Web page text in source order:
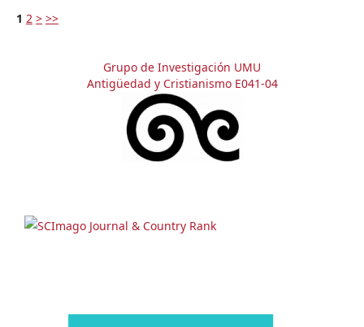
1 2 > >>
Grupo de Investigación UMU
Antigüedad y Cristianismo E041-04